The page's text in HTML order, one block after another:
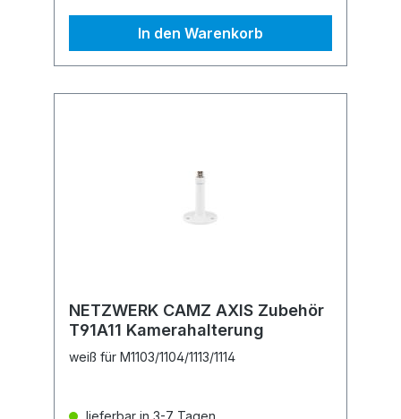
In den Warenkorb
NETZWERK CAMZ AXIS Zubehör
T91A11 Kamerahalterung
weiß für M1103/1104/1113/1114
lieferbar in 3-7 Tagen